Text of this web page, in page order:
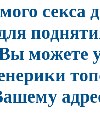
секса
можете